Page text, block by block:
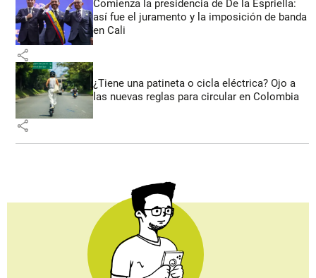
Comienza la presidencia de De la Espriella:
así fue el juramento y la imposición de banda
en Cali
share
¿Tiene una patineta o cicla eléctrica? Ojo a
las nuevas reglas para circular en Colombia
share